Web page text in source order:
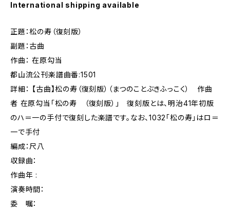
International shipping available
正題：松の寿（復刻版）
副題：古曲
作曲： 在原勾当
都山流公刊楽譜曲番:1501
詳細： 【古曲】松の寿（復刻版）（まつのことぶきふっこく） 作曲
者 在原勾当「松の寿 （復刻版）」 復刻版とは、明治41年初版
のハ＝一の手付で復刻した楽譜です。なお、1032「松の寿」はロ＝
一で手付
編成：尺八
収録曲：
作曲年 :
演奏時間：
委 嘱：